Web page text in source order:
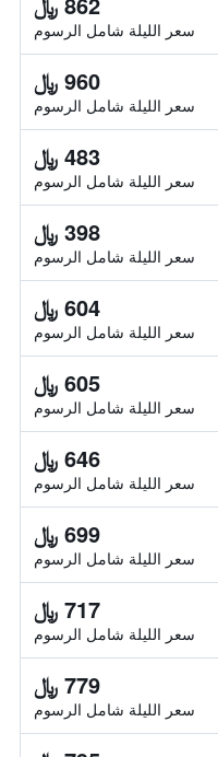
سعر الليلة شامل الرسوم
960 ﷼
سعر الليلة شامل الرسوم
483 ﷼
سعر الليلة شامل الرسوم
398 ﷼
سعر الليلة شامل الرسوم
604 ﷼
سعر الليلة شامل الرسوم
605 ﷼
سعر الليلة شامل الرسوم
646 ﷼
سعر الليلة شامل الرسوم
699 ﷼
سعر الليلة شامل الرسوم
717 ﷼
سعر الليلة شامل الرسوم
779 ﷼
سعر الليلة شامل الرسوم